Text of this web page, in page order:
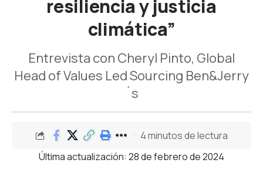
resiliencia y justicia
climática”
Entrevista con Cheryl Pinto, Global
Head of Values Led Sourcing Ben&Jerry
´s
Última actualización: 28 de febrero de 2024
4 minutos de lectura